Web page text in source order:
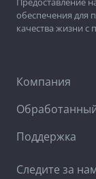
обеспечения для
качества жизни
Компания
Поддержка
Следите за